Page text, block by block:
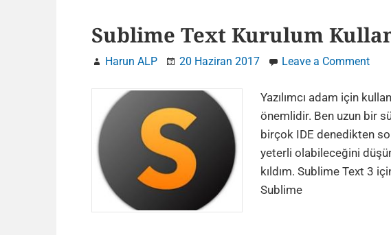
Sublime Text Kurulum
Harun ALP 20 Haziran 2017 Leave a Commenton
Text
Yazılımcı adam için
önemlidir. Ben uzun bir
birçok IDE denedikten
yeterli olabileceğini
kıldım. Sublime Text 3
Sublime